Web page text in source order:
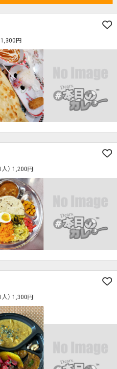
ンルを絞り込む
も入りやすいお店
チあり
歓迎 テイクアウトOK
席のみ 喫煙席あり
ブル席あり テラス席あり
選べるお店
ネー決済可
あり
する
ルを絞り込む
歩5分以内
でも入りやすいお店
チあり 夜10時以降も営業
歓迎
席のみ 喫煙席あり
連れ・赤ちゃんOK
選べるお店
ポイント貯まる・使える
ネー決済可
あり
1,300円
人） 1,200円
） 1,300円